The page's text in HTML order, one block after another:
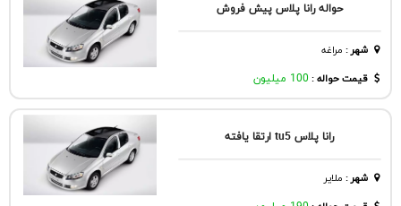
حواله رانا پلاس پیش فروش
شهر: مراغه
قیمت حواله : 100 میلیون
رانا پلاس tu5 ارتقا یافته
شهر: ملاير